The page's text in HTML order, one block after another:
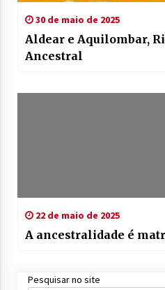
30 de maio de 2025
Aldear e Aquilombar,
Ancestral
22 de maio de 2025
A ancestralidade é
Pesquisar no site